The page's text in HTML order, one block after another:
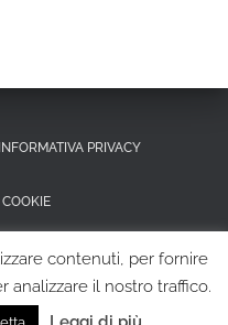
INFORMATIVA PRIVACY
COOKIE
DEI DATI PERSONALI
daThemeIsle
contenuti, per fornire
analizzare il nostro traffico.